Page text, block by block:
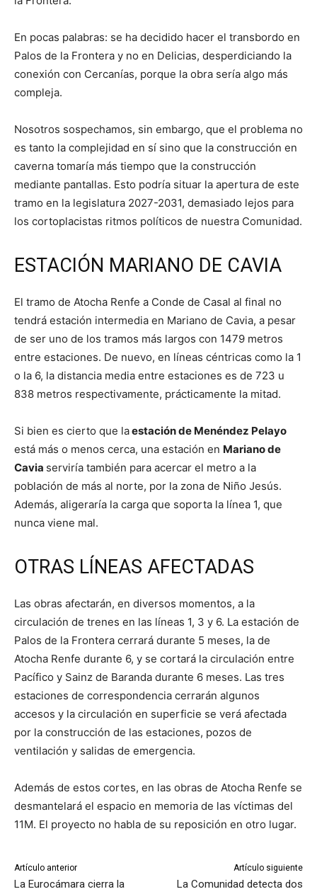
En pocas palabras: se ha decidido hacer el transbordo en
Palos de la Frontera y no en Delicias, desperdiciando la
conexión con Cercanías, porque la obra sería algo más
compleja.
Nosotros sospechamos, sin embargo, que el problema no
es tanto la complejidad en sí sino que la construcción en
caverna tomaría más tiempo que la construcción
mediante pantallas. Esto podría situar la apertura de este
tramo en la legislatura 2027-2031, demasiado lejos para
los cortoplacistas ritmos políticos de nuestra Comunidad.
ESTACIÓN MARIANO DE CAVIA
El tramo de Atocha Renfe a Conde de Casal al final no
tendrá estación intermedia en Mariano de Cavia, a pesar
de ser uno de los tramos más largos con 1479 metros
entre estaciones. De nuevo, en líneas céntricas como la 1
o la 6, la distancia media entre estaciones es de 723 u
838 metros respectivamente, prácticamente la mitad.
Si bien es cierto que laestación de Menéndez Pelayo
está más o menos cerca, una estación en Mariano de
Cavia serviría también para acercar el metro a la
población de más al norte, por la zona de Niño Jesús.
Además, aligeraría la carga que soporta la línea 1, que
nunca viene mal.
OTRAS LÍNEAS AFECTADAS
Las obras afectarán, en diversos momentos, a la
circulación de trenes en las líneas 1, 3 y 6. La estación de
Palos de la Frontera cerrará durante 5 meses, la de
Atocha Renfe durante 6, y se cortará la circulación entre
Pacífico y Sainz de Baranda durante 6 meses. Las tres
estaciones de correspondencia cerrarán algunos
accesos y la circulación en superficie se verá afectada
por la construcción de las estaciones, pozos de
ventilación y salidas de emergencia.
Además de estos cortes, en las obras de Atocha Renfe se
desmantelará el espacio en memoria de las víctimas del
11M. El proyecto no habla de su reposición en otro lugar.
Artículo anterior
La Eurocámara cierra la
Artículo siguiente
La Comunidad detecta dos